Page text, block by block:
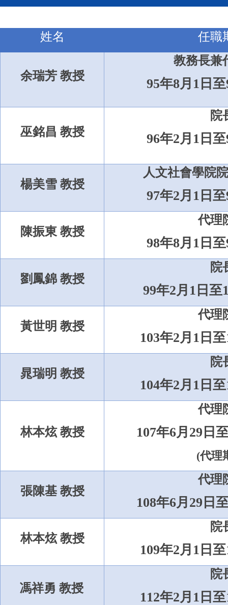
姓名 任職
余瑞芳 教授
教務長兼
95年8月 1 日至
巫銘昌 教授
院
96年2月 1 日至
楊美雪 教授
人文社會學院
97年2月 1 日至
陳振東 教授
代理
98年8月 1 日至
劉鳳錦 教授
院
99年2月 1 日至
黃世明 教授
代理
103年2月 1 日至
晁瑞明 教授
院
104年2月 1 日至
林本炫 教授
代理
107年6月 29 日
(代理
張陳基 教授
代理
108年6月 29 日
林本炫 教授
院
109年2月 1 日至
馮祥勇 教授
院
112年2月 1 日至